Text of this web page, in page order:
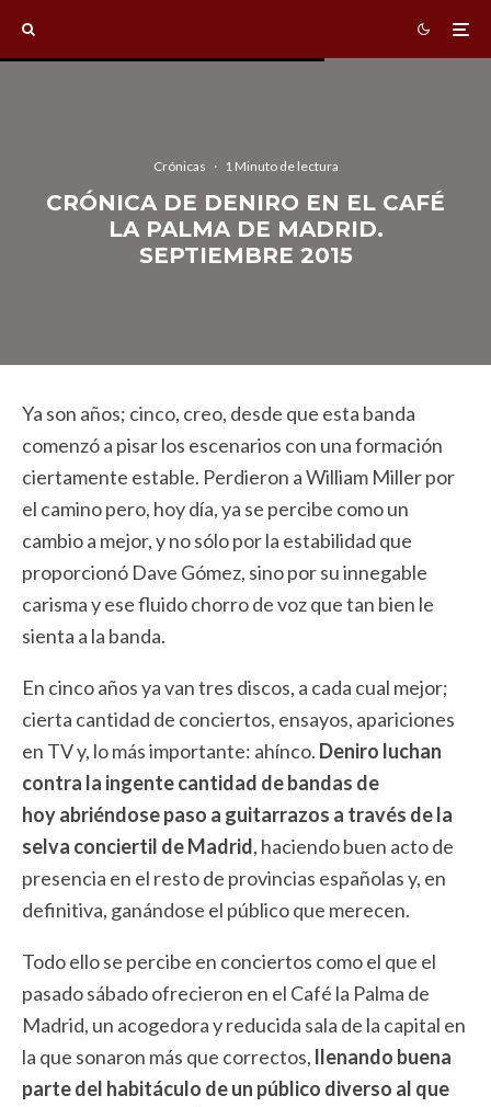
Crónicas · 1 Minuto de lectura
CRÓNICA DE DENIRO EN EL CAFÉ
LA PALMA DE MADRID.
SEPTIEMBRE 2015
Ya son años; cinco, creo, desde que esta banda
comenzó a pisar los escenarios con una formación
ciertamente estable. Perdieron a William Miller por
el camino pero, hoy día, ya se percibe como un
cambio a mejor, y no sólo por la estabilidad que
proporcionó Dave Gómez, sino por su innegable
carisma y ese fluido chorro de voz que tan bien le
sienta a la banda.
En cinco años ya van tres discos, a cada cual mejor;
cierta cantidad de conciertos, ensayos, apariciones
en TV y, lo más importante: ahínco. Deniro luchan
contra la ingente cantidad de bandas de
hoy abriéndose paso a guitarrazos a través de la
selva conciertil de Madrid, haciendo buen acto de
presencia en el resto de provincias españolas y, en
definitiva, ganándose el público que merecen.
Todo ello se percibe en conciertos como el que el
pasado sábado ofrecieron en el Café la Palma de
Madrid, un acogedora y reducida sala de la capital en
la que sonaron más que correctos, llenando buena
parte del habitáculo de un público diverso al que